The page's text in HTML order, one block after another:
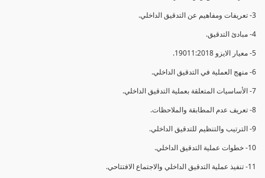
3- تعريفات ومفاهيم عن التدقيق الداخلي.
4- مبادئ التدقيق.
5- معيار الايزو 19011:2018.
6- منهج العملية في التدقيق الداخلي.
7- الأساسيات المتعلقة بعملية التدقيق الداخلي.
8- تعريف عدم المطابقة والملاحظات.
9- الترتيب والتنظيم للتدقيق الداخلي.
10- خطوات عملية التدقيق الداخلي.
11- تنفيذ عملية التدقيق الداخلي والاجتماع الافتتاحي.